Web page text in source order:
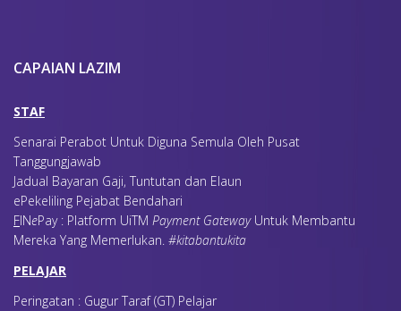
CAPAIAN LAZIM
STAF
Senarai Perabot Untuk Diguna Semula Oleh Pusat
Tanggungjawab
Jadual Bayaran Gaji, Tuntutan dan Elaun
ePekeliling Pejabat Bendahari
FINePay : Platform UiTM Payment GatewayUntuk Membantu
Mereka Yang Memerlukan. #kitabantukita
PELAJAR
Peringatan : Gugur Taraf (GT) Pelajar